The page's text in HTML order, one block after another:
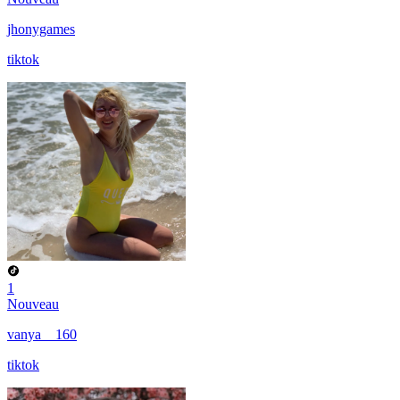
jhonygames
tiktok
1
Nouveau
vanya__160
tiktok